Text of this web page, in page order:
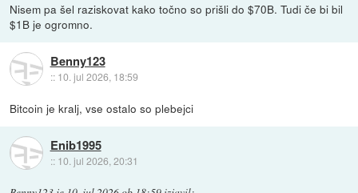
Nisem pa šel raziskovat kako točno so prišli do $70B. Tudi če bi bil
$1B je ogromno.
Benny123
:: 10. jul 2026, 18:59
Bitcoin je kralj, vse ostalo so plebejci
Enib1995
:: 10. jul 2026, 20:31